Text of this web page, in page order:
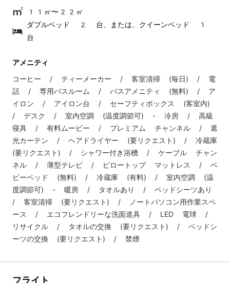
11㎡〜22㎡
ダブルベッド 2 台、または、クイーンベッド 1
台
アメニティ
コーヒー / ティーメーカー / 客室清掃 (毎日) / 電
話 / 専用バスルーム / バスアメニティ (無料) / ア
イロン / アイロン台 / セーフティボックス (客室内)
/ デスク / 室内空調 (温度調節可) - 冷房 / 高級
寝具 / 有料ムービー / プレミアム チャンネル / 遮
光カーテン / ヘアドライヤー (要リクエスト) / 冷蔵庫
(要リクエスト) / シャワー付き浴槽 / ケーブル チャン
ネル / 薄型テレビ / ピロートップ マットレス / ベ
ビーベッド (無料) / 冷蔵庫 (有料) / 室内空調 (温
度調節可) - 暖房 / タオルあり / ベッドシーツあり
/ 客室清掃 (要リクエスト) / ノートパソコン用作業スペ
ース / エコフレンドリーな洗面道具 / LED 電球 /
リサイクル / タオルの交換 (要リクエスト) / ベッドシ
ーツの交換 (要リクエスト) / 禁煙
フライト